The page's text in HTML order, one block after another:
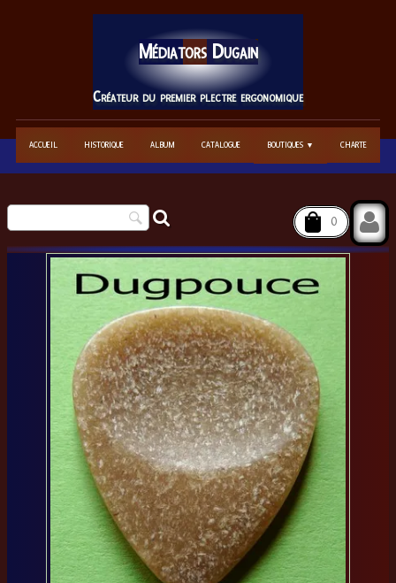
MédiatorsDugain
Créateur du premier plectre ergonomique
ACCUEIL HISTORIQUE ALBUM CATALOGUE BOUTIQUES ▼ CHARTE
0